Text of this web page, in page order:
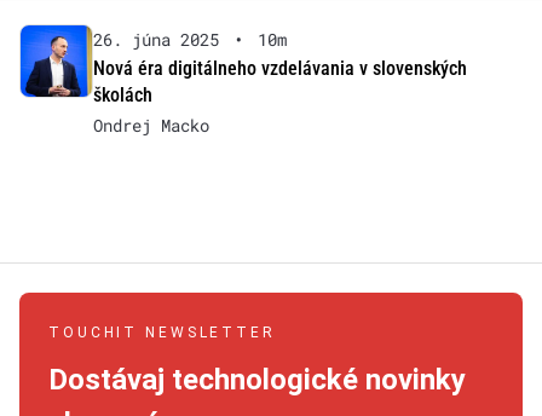
26. júna 2025 •
10m
Nová éra digitálneho vzdelávania v slovenských
školách
Ondrej Macko
TOUCHIT NEWSLETTER
Dostávaj technologické novinky